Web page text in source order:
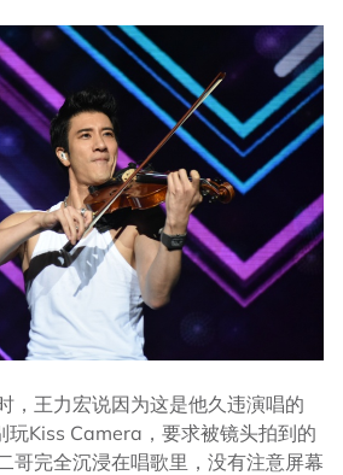
，王力宏说因为这是他久违演唱的
玩Kiss Camera，要求被镜头拍到的
哥完全沉浸在唱歌里，没有注意屏幕